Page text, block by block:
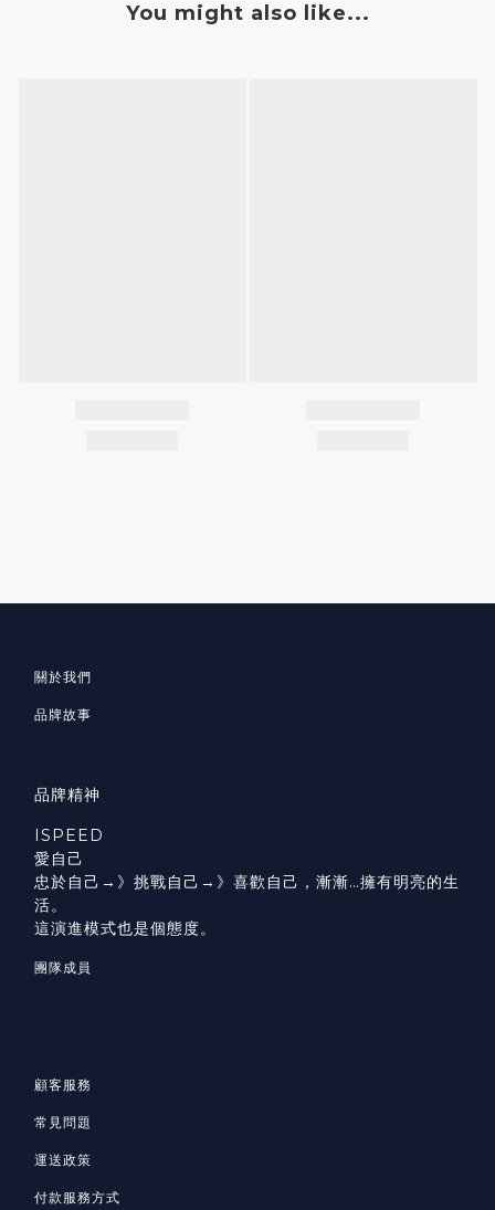
You might also like...
關於我們
品牌故事
品牌精神
ISPEED
愛自己
忠於自己→》挑戰自己→》喜歡自己，漸漸…擁有明亮的生
活。
這演進模式也是個態度。
團隊成員
顧客服務
常見問題
運送政策
付款服務方式